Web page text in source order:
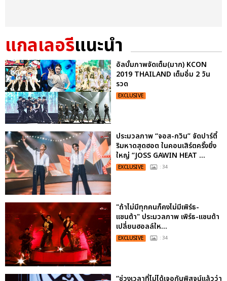
แกลเลอรีแนะนำ
อัลบั้มภาพจัดเต็ม(มาก) KCON
2019 THAILAND เต็มอิ่ม 2 วัน
รวด
EXCLUSIVE
ประมวลภาพ “จอส-กวิน” จัดปาร์ตี้
ริมหาดสุดฮอต ในคอนเสิร์ตครั้งยิ่ง
ใหญ่ “JOSS GAWIN HEAT ...
EXCLUSIVE : 34
"ถ้าไม่มีทุกคนก็คงไม่มีเพิร์ธ-
แซนต้า" ประมวลภาพ เพิร์ธ-แซนต้า
เปลี่ยนฮอลล์ให...
EXCLUSIVE : 34
“ช่วงเวลาที่ไม่ได้เจอกันพิสูจน์แล้วว่า